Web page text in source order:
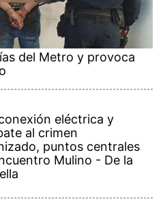
del Metro y provoca
eléctrica y
al crimen
puntos centrales
Mulino - De la